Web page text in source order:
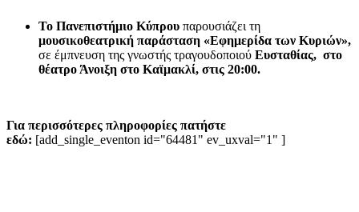
Το Πανεπιστήμιο Κύπρου παρουσιάζει τη
μουσικοθεατρική παράσταση «Εφημερίδα των Κυριών»,
σε έμπνευση της γνωστής τραγουδοποιού Ευσταθίας, στο
θέατρο Άνοιξη στο Καϊμακλί, στις 20:00.
Για περισσότερες πληροφορίες πατήστε
εδώ: [add_single_eventon id="64481" ev_uxval="1" ]